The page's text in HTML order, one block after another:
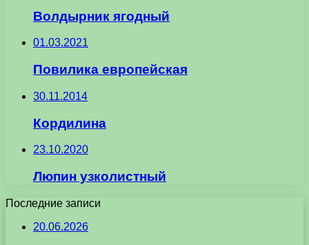
Волдырник ягодный
01.03.2021
Повилика европейская
30.11.2014
Кордилина
23.10.2020
Люпин узколистный
Последние записи
20.06.2026